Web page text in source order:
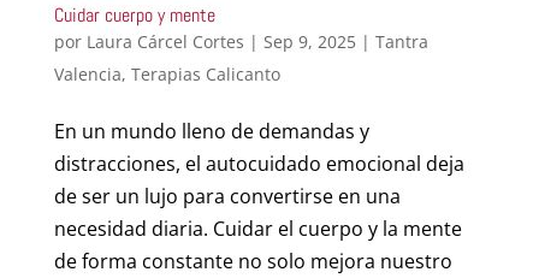
Cuidar cuerpo y mente
por Laura Cárcel Cortes | Sep 9, 2025| Tantra
Valencia, Terapias Calicanto
En un mundo lleno de demandas y
distracciones, el autocuidado emocional deja
de ser un lujo para convertirse en una
necesidad diaria. Cuidar el cuerpo y la mente
de forma constante no solo mejora nuestro